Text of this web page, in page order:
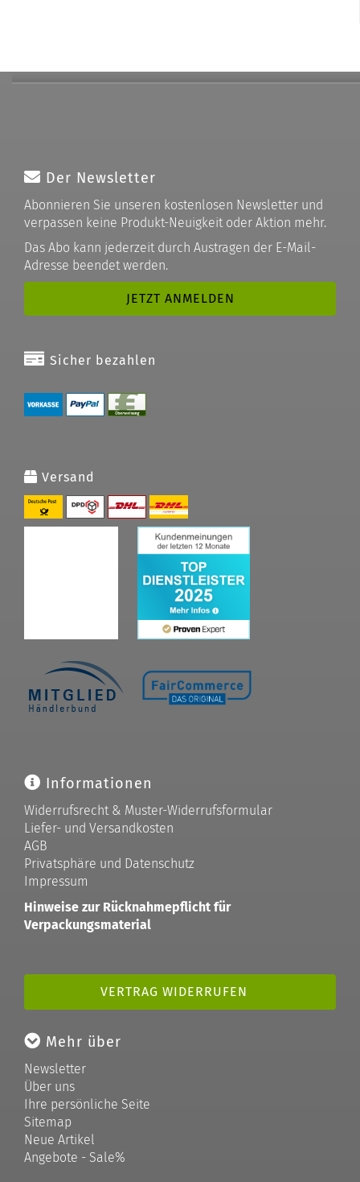
Der Newsletter
Abonnieren Sie unseren kostenlosen Newsletter und
verpassen keine Produkt-Neuigkeit oder Aktion mehr.
Das Abo kann jederzeit durch Austragen der E-Mail-
Adresse beendet werden.
Sicher bezahlen
Versand
Informationen
Widerrufsrecht & Muster-Widerrufsformular
Liefer- und Versandkosten
AGB
Privatsphäre und Datenschutz
Impressum
Hinweise zur Rücknahmepflicht für
Verpackungsmaterial
VERTRAG WIDERRUFEN
Mehr über
Newsletter
Über uns
Ihre persönliche Seite
Sitemap
Neue Artikel
Angebote - Sale%